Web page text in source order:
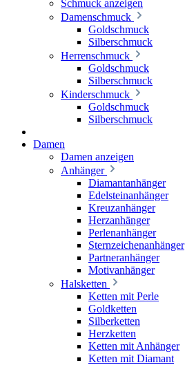
Schmuck anzeigen
Damenschmuck
Goldschmuck
Silberschmuck
Herrenschmuck
Goldschmuck
Silberschmuck
Kinderschmuck
Goldschmuck
Silberschmuck
Damen
Damen anzeigen
Anhänger
Diamantanhänger
Edelsteinanhänger
Kreuzanhänger
Herzanhänger
Perlenanhänger
Sternzeichenanhänger
Partneranhänger
Motivanhänger
Halsketten
Ketten mit Perle
Goldketten
Silberketten
Herzketten
Ketten mit Anhänger
Ketten mit Diamant